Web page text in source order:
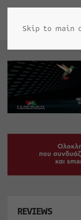
Skip to main
REVIEWS